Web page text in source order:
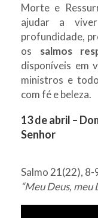
Morte e
ajudar a
profundidade,
os salmos
disponíveis em
ministros e
com fé e beleza.
13 de abril –
Senhor
Salmo 21(22),
“Meu Deus, meu